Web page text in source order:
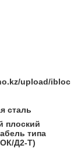
upload/
сталь
плоский
типа
Д2-Т)